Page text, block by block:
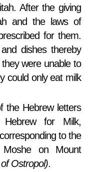
After the giving
and the laws of
for them.
dishes thereby
were unable to
could only eat milk
the Hebrew letters
for Milk,
to the
on Mount
Ostropol).